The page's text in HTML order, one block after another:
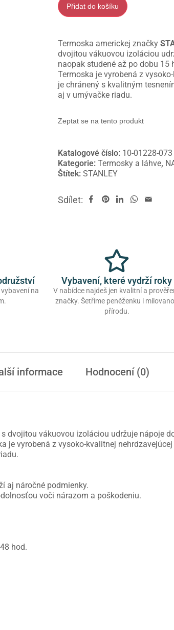
Přidat do košíku
Termoska americkej značky
dvojitou vákuovou izoláciou
naopak studené až po dobu 15
Termoska je vyrobená z
je chránený s kvalitným
aj v umývačke riadu.
Zeptat se na tento produkt
Katalogové číslo: 10-01228-073
Kategorie:Termosky a láhve,
Štítek:STANLEY
Sdílet:
na
Vybavení, které vydrží roky
V nabídce najdeš jen kvalitní a
značky. Šetříme peněženku i
přírodu.
informace Hodnocení (0)
s dvojitou vákuovou izoláciou udržuje nápoje
je vyrobená z vysoko-kvalitnej
aj náročné podmienky.
voči nárazom a poškodeniu.
hod.